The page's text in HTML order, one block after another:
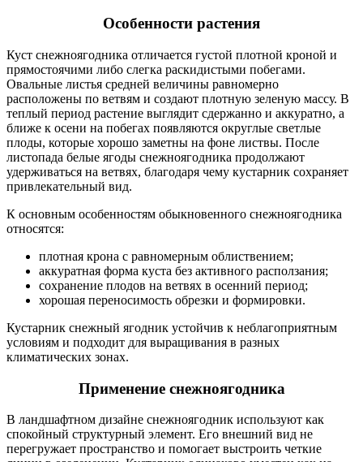
Особенности растения
Куст снежноягодника отличается густой плотной кроной и
прямостоячими либо слегка раскидистыми побегами.
Овальные листья средней величины равномерно
расположены по ветвям и создают плотную зеленую массу. В
теплый период растение выглядит сдержанно и аккуратно, а
ближе к осени на побегах появляются округлые светлые
плоды, которые хорошо заметны на фоне листвы. После
листопада белые ягоды снежноягодника продолжают
удерживаться на ветвях, благодаря чему кустарник сохраняет
привлекательный вид.
К основным особенностям обыкновенного снежноягодника
относятся:
плотная крона с равномерным облиствением;
аккуратная форма куста без активного расползания;
сохранение плодов на ветвях в осенний период;
хорошая переносимость обрезки и формировки.
Кустарник снежный ягодник устойчив к неблагоприятным
условиям и подходит для выращивания в разных
климатических зонах.
Применение снежноягодника
В ландшафтном дизайне снежноягодник используют как
спокойный структурный элемент. Его внешний вид не
перегружает пространство и помогает выстроить четкие